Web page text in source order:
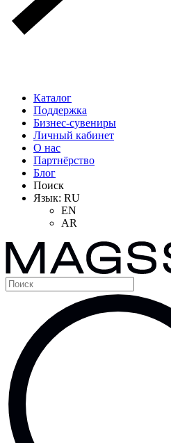
Каталог
Поддержка
Бизнес-сувениры
Личный кабинет
О нас
Партнёрство
Блог
Поиск
Язык: RU
EN
AR